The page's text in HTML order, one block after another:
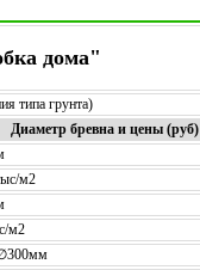
дома"
типа грунта)
Диаметр бревна и цены (руб)
м2
м2